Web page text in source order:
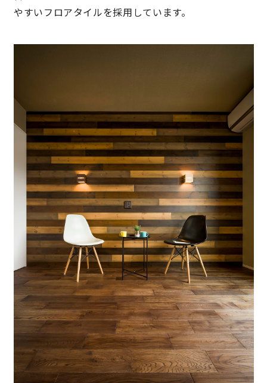
やすいフロアタイルを採用しています。